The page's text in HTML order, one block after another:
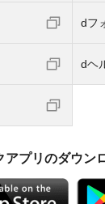
dフ
dヘ
アプリのダウン